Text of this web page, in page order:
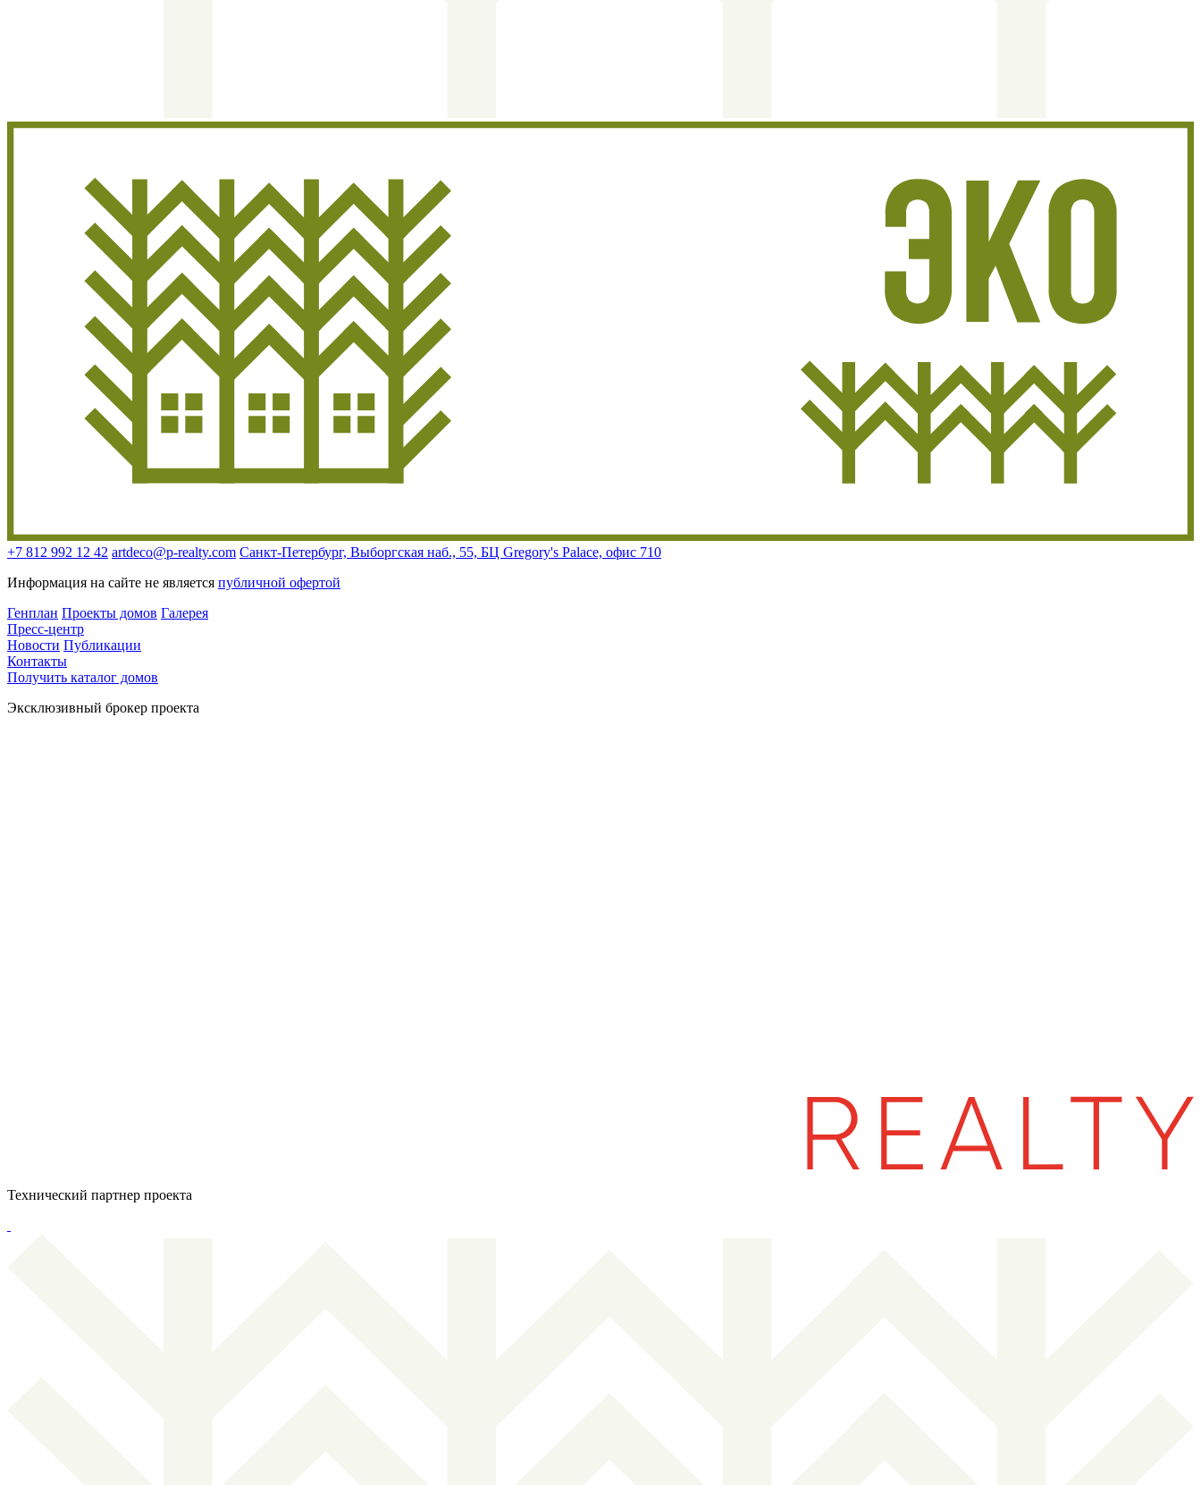
+7 812 992 12 42 artdeco@p-realty.com Санкт-Петербург, Выборгская наб., 55, БЦ Gregory's Palace, офис 710
Информация на сайте не является публичной офертой
Генплан Проекты домов Галерея
Пресс-центр
Новости Публикации
Контакты
Получить каталог домов
Эксклюзивный брокер проекта
Технический партнер проекта